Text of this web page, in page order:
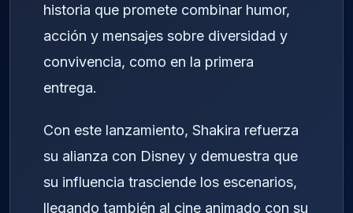
historia que promete combinar humor,
acción y mensajes sobre diversidad y
convivencia, como en la primera
entrega.
Con este lanzamiento, Shakira refuerza
su alianza con Disney y demuestra que
su influencia trasciende los escenarios,
llegando también al cine animado con su